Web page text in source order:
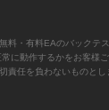
・有料EAのバック
動作するかをお客
任を負わないものと